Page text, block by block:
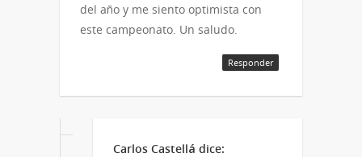
del año y me siento optimista con
este campeonato. Un saludo.
Responder
Carlos Castellá dice: